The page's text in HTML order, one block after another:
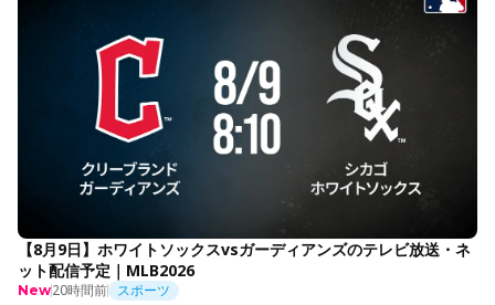
【8月9日】ホワイトソックスvsガーディアンズのテレビ放送・ネ
ット配信予定｜MLB2026
New20時間前 スポーツ